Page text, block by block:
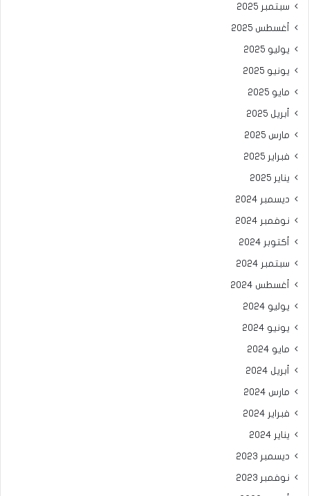
سبتمبر 2025
أغسطس 2025
يوليو 2025
يونيو 2025
مايو 2025
أبريل 2025
مارس 2025
فبراير 2025
يناير 2025
ديسمبر 2024
نوفمبر 2024
أكتوبر 2024
سبتمبر 2024
أغسطس 2024
يوليو 2024
يونيو 2024
مايو 2024
أبريل 2024
مارس 2024
فبراير 2024
يناير 2024
ديسمبر 2023
نوفمبر 2023